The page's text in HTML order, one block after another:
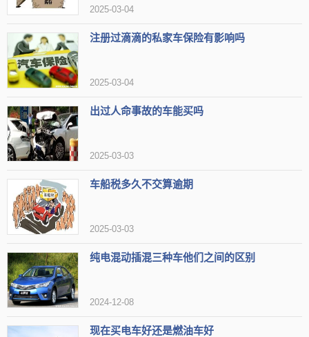
2025-03-04
注册过滴滴的私家车保险有影响吗
2025-03-04
出过人命事故的车能买吗
2025-03-03
车船税多久不交算逾期
2025-03-03
纯电混动插混三种车他们之间的区别
2024-12-08
现在买电车好还是燃油车好